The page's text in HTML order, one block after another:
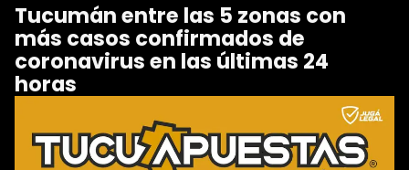
Tucumán entre las 5 zonas con
más casos confirmados de
coronavirus en las últimas 24
horas